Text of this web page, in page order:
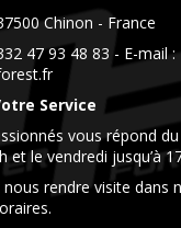
Chinon - France
47 93 48 83 - E-mail :
Service
vous répond
et le vendredi jusqu’à
nous rendre visite dans